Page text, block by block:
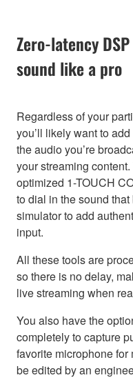
Zero-latency
sound like a pro
Regardless of your
you’ll likely want to
the audio you’re
your streaming
optimized 1-TOUCH
to dial in the sound
simulator to add
input.
All these tools are
so there is no delay,
live streaming when
You also have the
completely to capture
favorite microphone
be edited by an